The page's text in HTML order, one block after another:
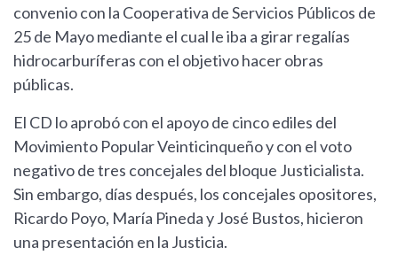
convenio con la Cooperativa de Servicios Públicos de
25 de Mayo mediante el cual le iba a girar regalías
hidrocarburíferas con el objetivo hacer obras
públicas.
El CD lo aprobó con el apoyo de cinco ediles del
Movimiento Popular Veinticinqueño y con el voto
negativo de tres concejales del bloque Justicialista.
Sin embargo, días después, los concejales opositores,
Ricardo Poyo, María Pineda y José Bustos, hicieron
una presentación en la Justicia.